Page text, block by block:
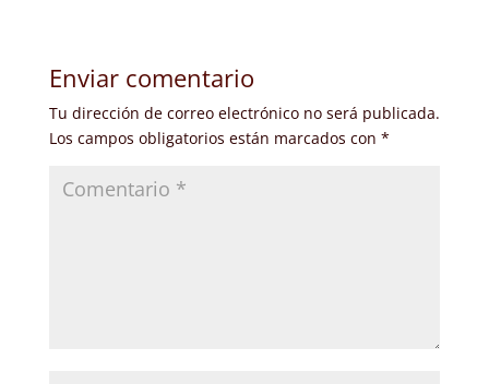
Enviar comentario
Tu dirección de correo electrónico no será publicada.
Los campos obligatorios están marcados con *